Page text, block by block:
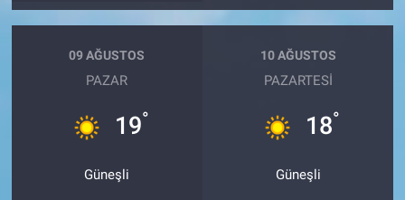
09 AĞUSTOS
PAZAR
19°
Güneşli
10 AĞUSTOS
PAZARTESI
18°
Güneşli